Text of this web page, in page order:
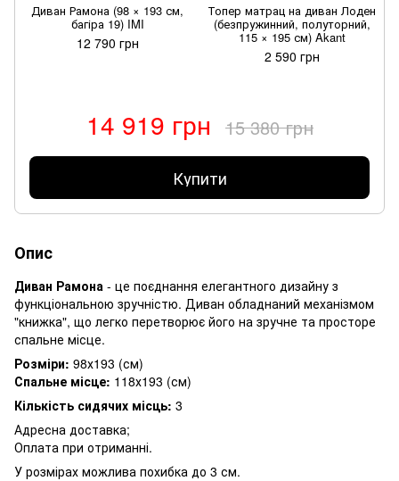
Диван Рамона (98 × 193 см,
багіра 19) IMI
12 790 грн
Топер матрац на диван Лоден
(безпружинний, полуторний,
115 × 195 см) Akant
2 590 грн
14 919 грн 15 380 грн
Купити
Опис
Диван Рамона - це поєднання елегантного дизайну з
функціональною зручністю. Диван обладнаний механізмом
"книжка", що легко перетворює його на зручне та просторе
спальне місце.
Розміри: 98х193 (см)
Спальне місце: 118х193 (см)
Кількість сидячих місць: 3
Адресна доставка;
Оплата при отриманні.
У розмірах можлива похибка до 3 см.